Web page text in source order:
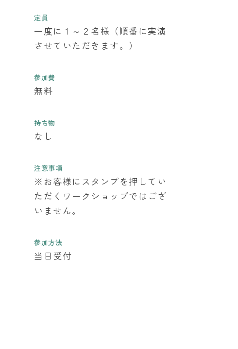
定員
一度に１～２名様（順番に実演
させていただきます。）
参加費
無料
持ち物
なし
注意事項
※お客様にスタンプを押してい
ただくワークショップではござ
いません。
参加方法
当日受付